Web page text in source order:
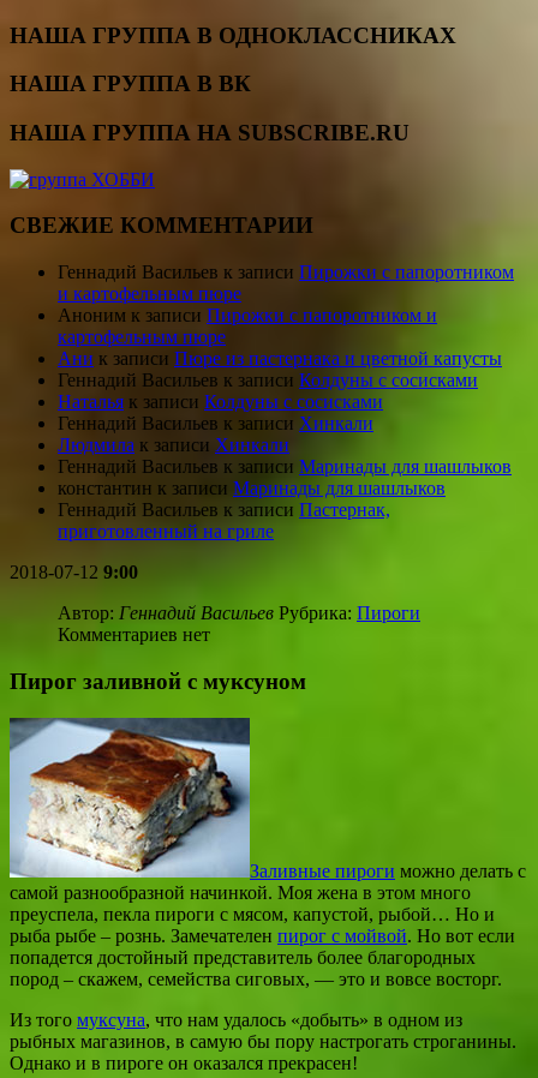
НАША ГРУППА В ОДНОКЛАССНИКАХ
НАША ГРУППА В ВК
НАША ГРУППА НА SUBSCRIBE.RU
СВЕЖИЕ КОММЕНТАРИИ
Геннадий Васильев к записи Пирожки с папоротником
и картофельным пюре
Аноним к записи Пирожки с папоротником и
картофельным пюре
Ани к записи Пюре из пастернака и цветной капусты
Геннадий Васильев к записи Колдуны с сосисками
Наталья к записи Колдуны с сосисками
Геннадий Васильев к записи Хинкали
Людмила к записи Хинкали
Геннадий Васильев к записи Маринады для шашлыков
константин к записи Маринады для шашлыков
Геннадий Васильев к записи Пастернак,
приготовленный на гриле
2018-07-12 9:00
Автор: Геннадий Васильев Рубрика: Пироги
Комментариев нет
Пирог заливной с муксуном
Заливные пироги можно делать с
самой разнообразной начинкой. Моя жена в этом много
преуспела, пекла пироги с мясом, капустой, рыбой… Но и
рыба рыбе – рознь. Замечателен пирог с мойвой. Но вот если
попадется достойный представитель более благородных
пород – скажем, семейства сиговых, — это и вовсе восторг.
Из того муксуна, что нам удалось «добыть» в одном из
рыбных магазинов, в самую бы пору настрогать строганины.
Однако и в пироге он оказался прекрасен!